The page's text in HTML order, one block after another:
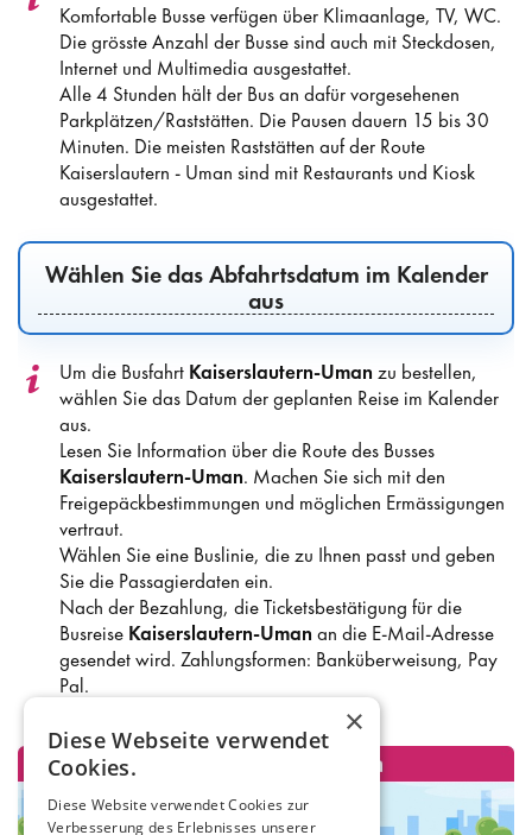
Komfortable Busse verfügen über Klimaanlage, TV, WC.
Die grösste Anzahl der Busse sind auch mit Steckdosen,
Internet und Multimedia ausgestattet.
Alle 4 Stunden hält der Bus an dafür vorgesehenen
Parkplätzen/Raststätten. Die Pausen dauern 15 bis 30
Minuten. Die meisten Raststätten auf der Route
Kaiserslautern - Uman sind mit Restaurants und Kiosk
ausgestattet.
Wählen Sie das Abfahrtsdatum im Kalender
aus
Um die Busfahrt Kaiserslautern-Uman zu bestellen,
wählen Sie das Datum der geplanten Reise im Kalender
aus.
Lesen Sie Information über die Route des Busses
Kaiserslautern-Uman. Machen Sie sich mit den
Freigepäckbestimmungen und möglichen Ermässigungen
vertraut.
Wählen Sie eine Buslinie, die zu Ihnen passt und geben
Sie die Passagierdaten ein.
Nach der Bezahlung, die Ticketsbestätigung für die
Busreise Kaiserslautern-Uman an die E-Mail-Adresse
gesendet wird. Zahlungsformen: Banküberweisung, Pay
Pal.
×
Diese Webseite verwendet
Cookies.
Diese Website verwendet Cookies zur
Verbesserung des Erlebnisses unserer